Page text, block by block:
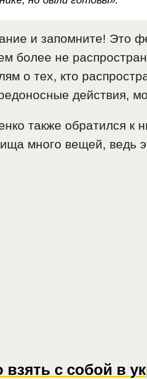
и запомните! Это
более не
о тех, кто
действия,
также обратился к
много вещей, ведь
с собой в